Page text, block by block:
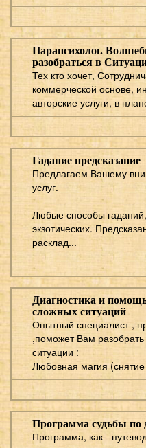
Парапсихолог.
разобраться в
Тех кто хочет,
коммерческой основе,
авторские услуги, в
Гадание предсказание
Предлагаем Вашему
услуг.
Любые способы
экзотических.
расклад...
Диагностика и
сложных ситуаций
Опытный специалист ,
,поможет Вам
ситуации :
Любовная магия
Программа судьбы по
Программа, как -